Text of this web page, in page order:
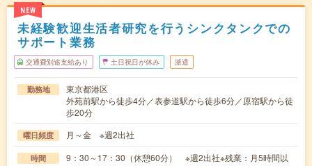
NEW
未経験歓迎生活者研究を行うシンクタンクでの
サポート業務
交通費別途支給あり 土日祝日が休み 派遣
勤務地
東京都港区
外苑前駅から徒歩4分／表参道駅から徒歩6分／原宿駅から徒
歩20分
曜日頻度 月～金 ※週2出社
時間
9：30～17：30（休憩60分） ※週2出社※残業：月5時間以